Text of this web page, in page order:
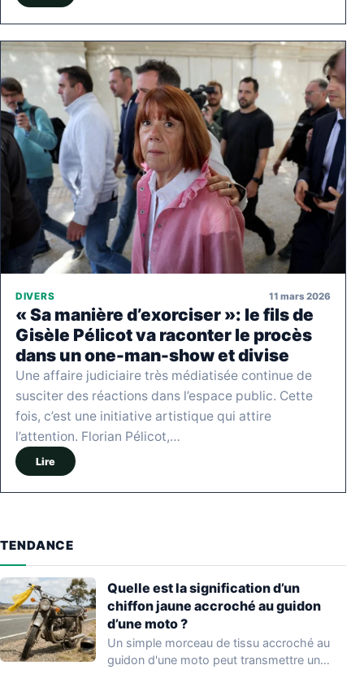
DIVERS 11 mars 2026
« Sa manière d’exorciser »: le fils de
Gisèle Pélicot va raconter le procès
dans un one-man-show et divise
Une affaire judiciaire très médiatisée continue de
susciter des réactions dans l’espace public. Cette
fois, c’est une initiative artistique qui attire
l’attention. Florian Pélicot,…
Lire
TENDANCE
Quelle est la signification d’un
chiffon jaune accroché au guidon
d’une moto ?
Un simple morceau de tissu accroché au
guidon d'une moto peut transmettre un